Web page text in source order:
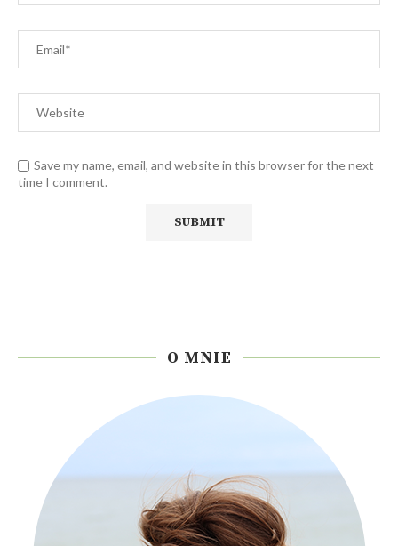
Save my name, email, and website in this browser for the next
time I comment.
O MNIE